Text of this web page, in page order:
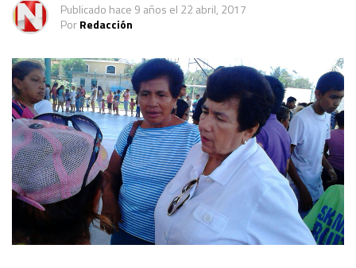
Publicado hace 9 años el 22 abril, 2017
PorRedacción